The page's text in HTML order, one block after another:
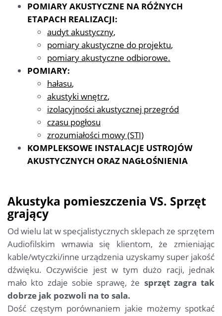
POMIARY AKUSTYCZNE NA RÓŻNYCH
ETAPACH REALIZACJI:
audyt akustyczny,
pomiary akustyczne do projektu,
pomiary akustyczne odbiorowe.
POMIARY:
hałasu,
akustyki wnętrz,
izolacyjności akustycznej przegród
czasu pogłosu
zrozumiałości mowy (STI)
KOMPLEKSOWE INSTALACJE USTROJÓW
AKUSTYCZNYCH ORAZ NAGŁOŚNIENIA
Akustyka pomieszczenia VS. Sprzęt
grający
Od wielu lat w specjalistycznych sklepach ze sprzętem
Audiofilskim wmawia się klientom, że zmieniając
kable/wtyczki/inne urządzenia uzyskamy super jakość
dźwięku. Oczywiście jest w tym dużo racji, jednak
mało kto zdaje sobie sprawę, że sprzęt zagra tak
dobrze jak pozwoli na to sala.
Dość częstym porównaniem jakie możemy spotkać